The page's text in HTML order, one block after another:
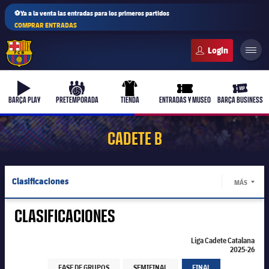
⚽Ya a la venta las entradas para los primeros partidos
COMPRAR ENTRADAS
b-play
BARÇA PLAY
culers-ball
PRETEMPORADA
uniform
TIENDA
ticket-full
ENTRADAS Y MUSEO
ticket-
BARÇA BUSINESS
CADETE B
Clasificaciones MÁS
Jugadores
CLASIFICACIONES
Liga Cadete Catalana
2025-26